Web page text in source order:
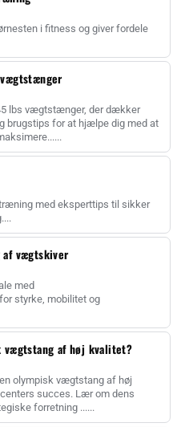
i fitness og giver fordele
lbs vægtstænger, der dækker
brugstips for at hjælpe dig med at
med eksperttips til sikker
af vægtskiver
med
styrke, mobilitet og
af høj kvalitet?
olympisk vægtstang af høj
succes. Lær om dens
forretning ......